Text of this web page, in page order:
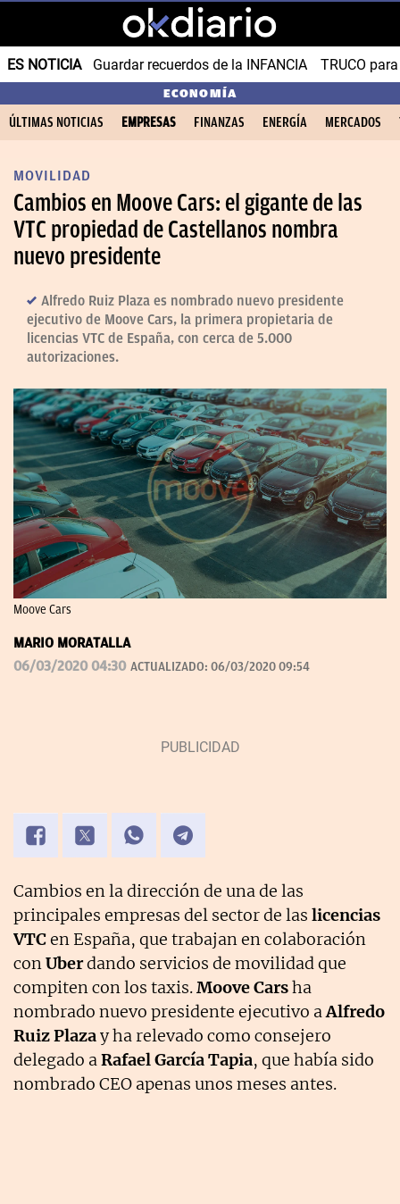
ES NOTICIA Guardar recuerdos de la INFANCIA TRUCO
ECONOMÍA
ÚLTIMAS NOTICIAS EMPRESAS FINANZAS ENERGÍA MERCADOS
MOVILIDAD
Cambios en Moove Cars: el gigante de las
VTC propiedad de Castellanos nombra
nuevo presidente
Alfredo Ruiz Plaza es nombrado nuevo presidente
ejecutivo de Moove Cars, la primera propietaria de
licencias VTC de España, con cerca de 5.000
autorizaciones.
Moove Cars
MARIO MORATALLA
06/03/2020 04:30 ACTUALIZADO: 06/03/2020 09:54
Cambios en la dirección de una de las
principales empresas del sector de las licencias
VTCen España, que trabajan en colaboración
conUberdando servicios de movilidad que
compiten con los taxis.Moove Carsha
nombrado nuevo presidente ejecutivo aAlfredo
Ruiz Plazay ha relevado como consejero
delegado aRafael García Tapia, que había sido
nombrado CEO apenas unos meses antes.